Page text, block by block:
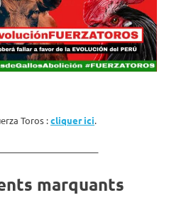
Toros :cliquer ici.
marquants